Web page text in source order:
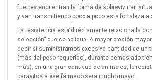
fuertes encuentran la forma de sobrevivir en
y van transmitiendo poco a poco esta fortaleza a
La resistencia está directamente relacionada
selección” que se aplique. A mayor presión
decir si suministramos excesiva cantidad de un
(más del peso requerido), durante demasiado
más), en una gran cantidad de animales, la
parásitos a ese fármaco será mucho mayor.